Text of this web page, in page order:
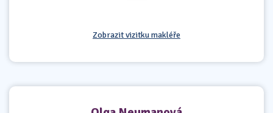
Zobrazit vizitku makléře